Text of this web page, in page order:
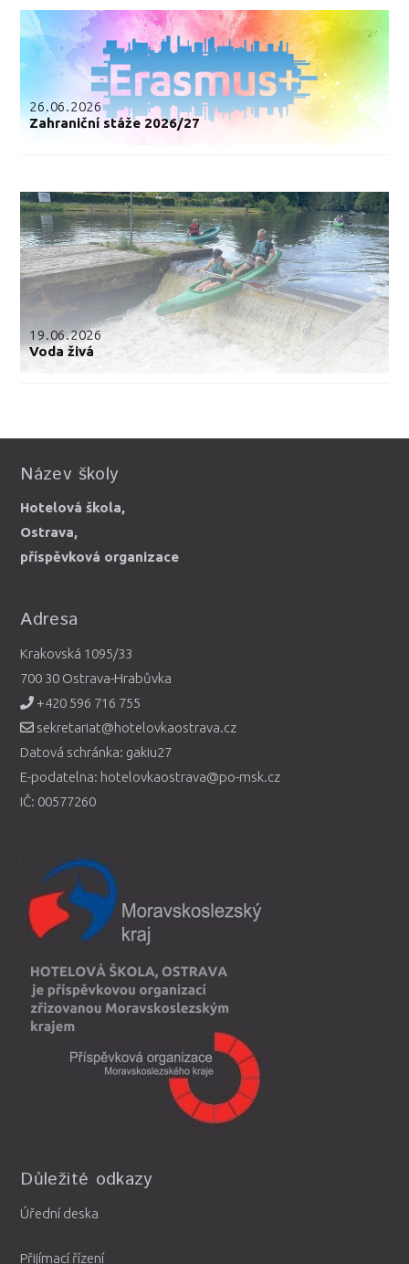
26.06.2026
Zahraniční stáže 2026/27
19.06.2026
Voda živá
Název školy
Hotelová škola,
Ostrava,
příspěvková organizace
Adresa
Krakovská 1095/33
700 30 Ostrava-Hrabůvka
+420 596 716 755
sekretariat@hotelovkaostrava.cz
Datová schránka: gakiu27
E-podatelna: hotelovkaostrava@po-msk.cz
IČ: 00577260
Důležité odkazy
Úřední deska
Přijímací řízení